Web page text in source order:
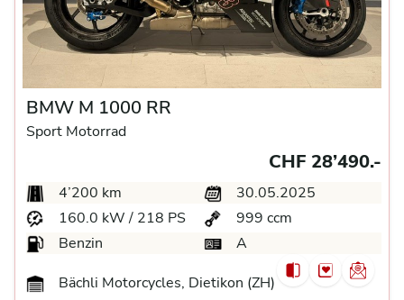
BMW M 1000 RR
Sport Motorrad
CHF 28’490.-
4’200 km
30.05.2025
160.0 kW / 218 PS
999 ccm
Benzin
A
Bächli Motorcycles, Dietikon (ZH)